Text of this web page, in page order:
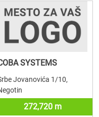
SYSTEMS
Jovanovića 1/10,
272,720 m